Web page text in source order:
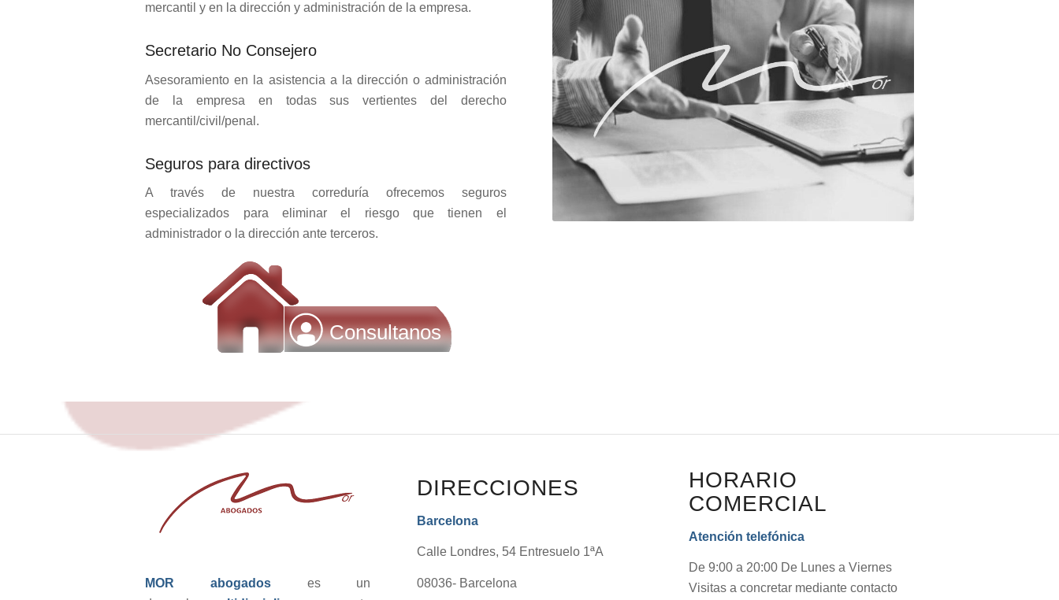
mercantil y en la dirección y administración de la empresa.
Secretario No Consejero
Asesoramiento en la asistencia a la dirección o administración
de la empresa en todas sus vertientes del derecho
mercantil/civil/penal.
Seguros para directivos
A través de nuestra correduría ofrecemos seguros
especializados para eliminar el riesgo que tienen el
administrador o la dirección ante terceros.
Consultanos
MOR abogados es un
DIRECCIONES
Barcelona
Calle Londres, 54 Entresuelo 1ªA
08036- Barcelona
HORARIO
COMERCIAL
Atención telefónica
De 9:00 a 20:00 De Lunes a Viernes
Visitas a concretar mediante contacto